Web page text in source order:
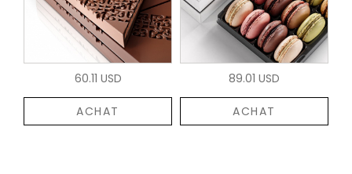
60.11 USD
ACHAT
89.01 USD
ACHAT